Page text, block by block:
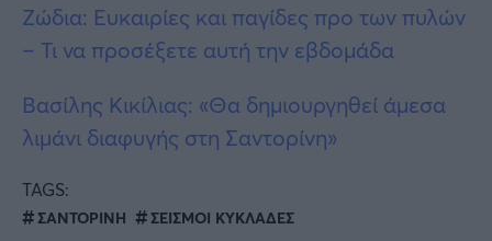
Ζώδια: Ευκαιρίες και παγίδες προ των πυλών
– Τι να προσέξετε αυτή την εβδομάδα
Βασίλης Κικίλιας: «Θα δημιουργηθεί άμεσα
λιμάνι διαφυγής στη Σαντορίνη»
TAGS:
ΣΑΝΤΟΡΙΝΗ ΣΕΙΣΜΟΙ ΚΥΚΛΑΔΕΣ